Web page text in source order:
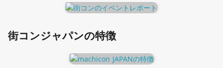
街コンジャパンの特徴